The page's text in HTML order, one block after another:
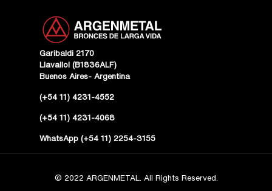
Garibaldi 2170
Llavallol (B1836ALF)
Buenos Aires- Argentina
(+54 11) 4231-4552
(+54 11) 4231-4068
WhatsApp (+54 11) 2254-3155
© 2022 ARGENMETAL. All Rights Reserved.